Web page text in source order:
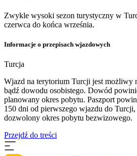
Zwykle wysoki sezon turystyczny w
czerwca do końca września.
Informacje o przepisach wjazdowych
Turcja
Wjazd na terytorium Turcji jest możliwy
bądź dowodu osobistego. Dowód
planowany okres pobytu. Paszport
150 dni od pierwszego wjazdu do
dozwolony okres pobytu bezwizowego.
Przejdź do treści